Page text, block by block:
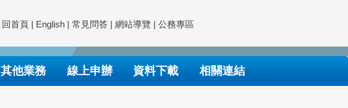
回首頁 | English | 常見問答 | 網站導覽 | 公務專區
其他業務 線上申辦 資料下載 相關連結